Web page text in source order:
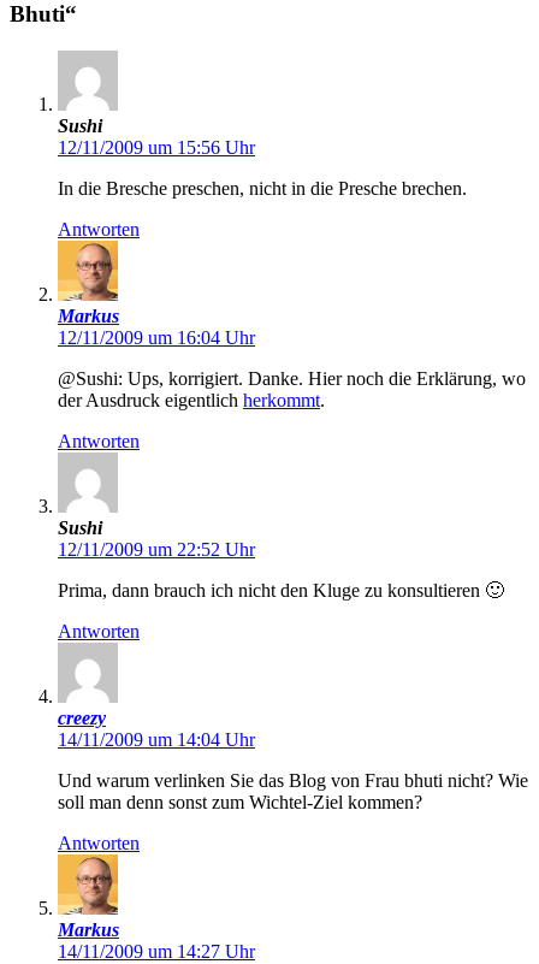
Bhuti“
Sushi
12/11/2009 um 15:56 Uhr
In die Bresche preschen, nicht in die Presche brechen.
Antworten
Markus
12/11/2009 um 16:04 Uhr
@Sushi: Ups, korrigiert. Danke. Hier noch die Erklärung, wo
der Ausdruck eigentlich herkommt.
Antworten
Sushi
12/11/2009 um 22:52 Uhr
Prima, dann brauch ich nicht den Kluge zu konsultieren 🙂
Antworten
creezy
14/11/2009 um 14:04 Uhr
Und warum verlinken Sie das Blog von Frau bhuti nicht? Wie
soll man denn sonst zum Wichtel-Ziel kommen?
Antworten
Markus
14/11/2009 um 14:27 Uhr